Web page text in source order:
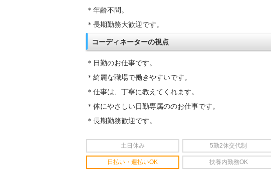
＊年齢不問。
＊長期勤務大歓迎です。
コーディネーターの視点
＊日勤のお仕事です。
＊綺麗な職場で働きやすいです。
＊仕事は、丁寧に教えてくれます。
＊体にやさしい日勤専属ののお仕事です。
＊長期勤務歓迎です。
土日休み 5勤2休交代制
日払い・週払いOK 扶養内勤務OK